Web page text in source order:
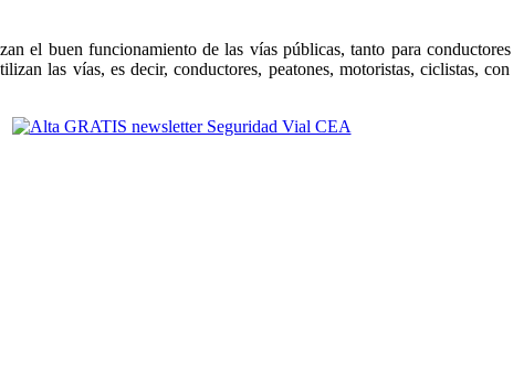
el buen funcionamiento de las vías públicas, tanto para
las vías, es decir, conductores, peatones, motoristas, ciclistas,